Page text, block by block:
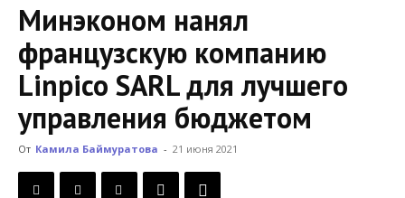
Новости
Кыргызстана
Минэконом нанял
французскую компанию
Linpico SARL для лучшего
управления бюджетом
От Камила Баймуратова - 21 июня 2021